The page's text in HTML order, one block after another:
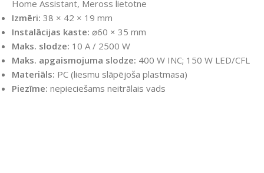
Home Assistant, Meross lietotne
Izmēri: 38 × 42 × 19 mm
Instalācijas kaste: ⌀60 × 35 mm
Maks. slodze: 10 A / 2500 W
Maks. apgaismojuma slodze: 400 W INC; 150 W LED/CFL
Materiāls: PC (liesmu slāpējoša plastmasa)
Piezīme: nepieciešams neitrālais vads